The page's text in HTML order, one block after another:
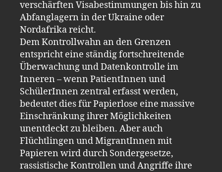
verschärften Visabestimmungen bis hin zu
Abfanglagern in der Ukraine oder
Nordafrika reicht.
Dem Kontrollwahn an den Grenzen
entspricht eine ständig fortschreitende
Überwachung und Datenkontrolle im
Inneren – wenn PatientInnen und
SchülerInnen zentral erfasst werden,
bedeutet dies für Papierlose eine massive
Einschränkung ihrer Möglichkeiten
unentdeckt zu bleiben. Aber auch
Flüchtlingen und MigrantInnen mit
Papieren wird durch Sondergesetze,
rassistische Kontrollen und Angriffe ihre